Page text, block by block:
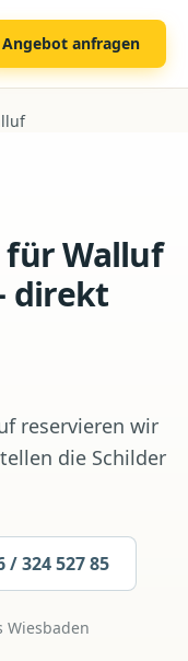
Angebot anfragen
Walluf
direkt
reservieren wir
die Schilder
/ 324 527 85
Wiesbaden